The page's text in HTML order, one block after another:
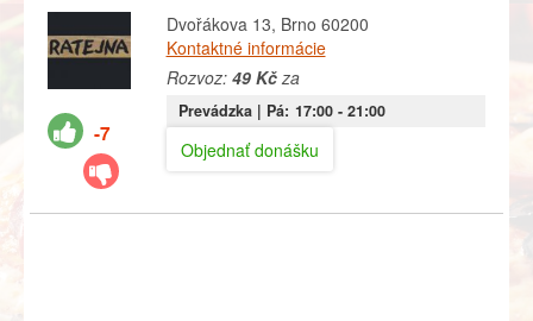
-7
Dvořákova 13, Brno 60200
Kontaktné informácie
Rozvoz: 49 Kčza
Prevádzka | Pá: 17:00- 21:00
Objednať donášku